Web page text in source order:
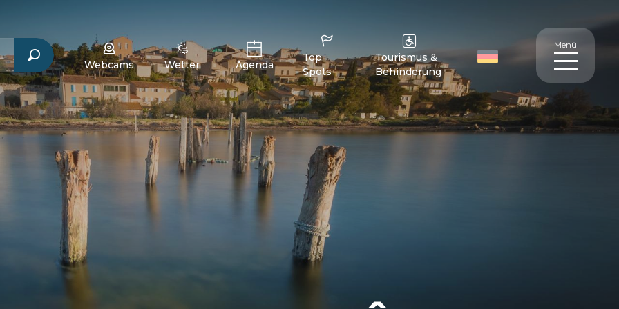
Webcams Wetter Agenda
Top
Spots
Tourismus &
Behinderung
Menü